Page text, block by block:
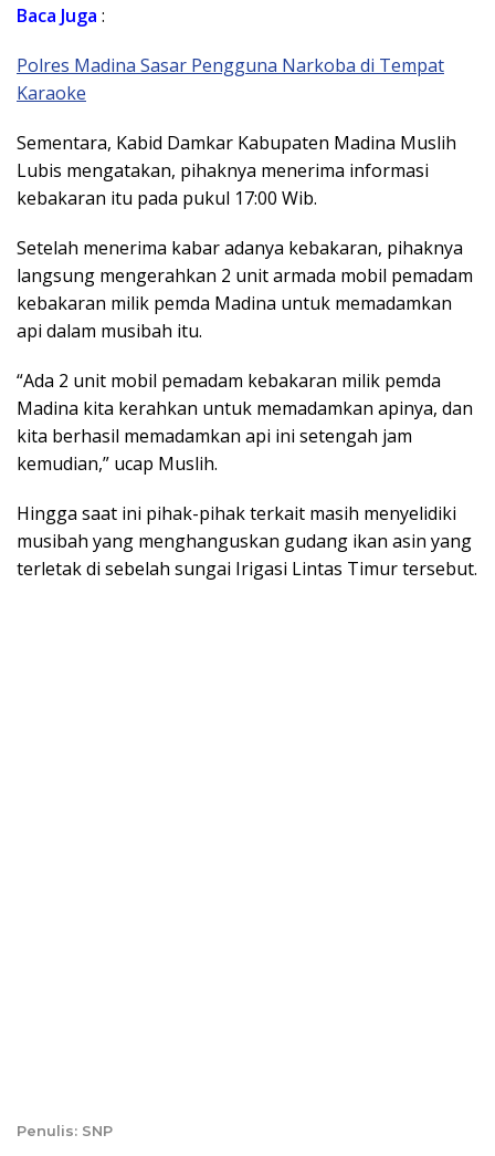
Baca Juga :
Polres Madina Sasar Pengguna Narkoba di Tempat
Karaoke
Sementara, Kabid Damkar Kabupaten Madina Muslih
Lubis mengatakan, pihaknya menerima informasi
kebakaran itu pada pukul 17:00 Wib.
Setelah menerima kabar adanya kebakaran, pihaknya
langsung mengerahkan 2 unit armada mobil pemadam
kebakaran milik pemda Madina untuk memadamkan
api dalam musibah itu.
“Ada 2 unit mobil pemadam kebakaran milik pemda
Madina kita kerahkan untuk memadamkan apinya, dan
kita berhasil memadamkan api ini setengah jam
kemudian,” ucap Muslih.
Hingga saat ini pihak-pihak terkait masih menyelidiki
musibah yang menghanguskan gudang ikan asin yang
terletak di sebelah sungai Irigasi Lintas Timur tersebut.
Penulis: SNP